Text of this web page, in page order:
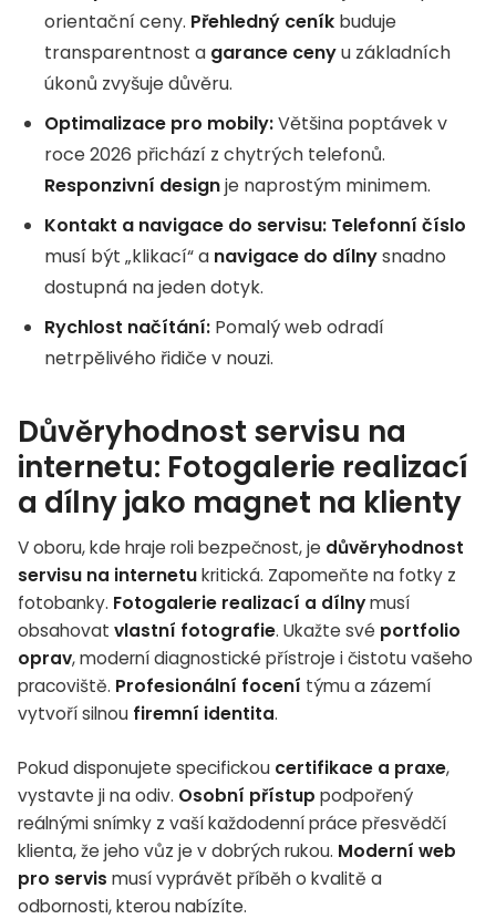
orientační ceny. Přehledný ceník buduje
transparentnost a garance cenyu základních
úkonů zvyšuje důvěru.
Optimalizace pro mobily:Většina poptávek v
roce 2026 přichází z chytrých telefonů.
Responzivní designje naprostým minimem.
Kontakt a navigace do servisu: Telefonní číslo
musí být „klikací“ a navigace do dílnysnadno
dostupná na jeden dotyk.
Rychlost načítání: Pomalý web odradí
netrpělivého řidiče v nouzi.
Důvěryhodnost servisu na
internetu: Fotogalerie realizací
a dílny jako magnet na klienty
V oboru, kde hraje roli bezpečnost, je důvěryhodnost
servisu na internetukritická. Zapomeňte na fotky z
fotobanky. Fotogalerie realizací a dílnymusí
obsahovat vlastní fotografie. Ukažte své portfolio
oprav, moderní diagnostické přístroje i čistotu vašeho
pracoviště. Profesionální focení týmu a zázemí
vytvoří silnou firemní identita.
Pokud disponujete specifickou certifikace a praxe,
vystavte ji na odiv. Osobní přístup podpořený
reálnými snímky z vaší každodenní práce přesvědčí
klienta, že jeho vůz je v dobrých rukou. Moderní web
pro servis musí vyprávět příběh o kvalitě a
odbornosti, kterou nabízíte.